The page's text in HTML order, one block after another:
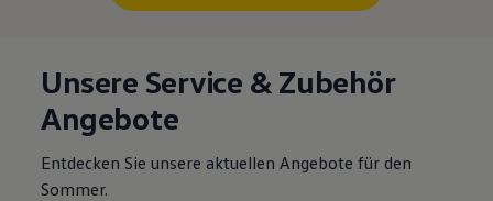
Unsere Service & Zubehör
Angebote
Entdecken Sie unsere aktuellen Angebote für den
Sommer.